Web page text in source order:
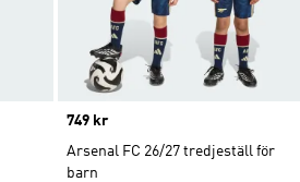
Price
749 kr
Arsenal FC 26/27 tredjeställ för
barn